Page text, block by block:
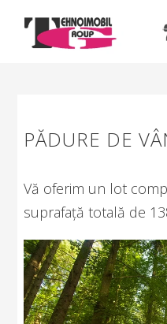
PĂDURE DE
Vă oferim un lot
suprafață totală de